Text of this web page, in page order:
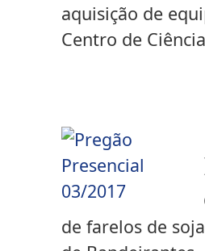
aquisição de
Centro de
de farelos de